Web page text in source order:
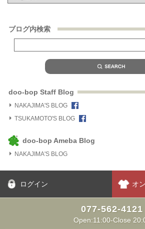
ブログ内検索
doo-bop Staff Blog
NAKAJIMA'S BLOG
TSUKAMOTO'S BLOG
doo-bop Ameba Blog
NAKAJIMA'S BLOG
ログイン オ
077-562-4121
Open:11:00-Close